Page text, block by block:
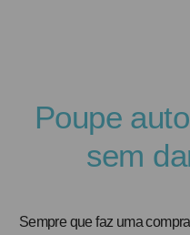
Poupe
sem
Sempre que faz uma